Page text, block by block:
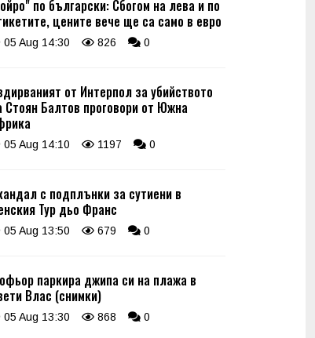
по български: Сбогом на лева и по
цените вече ще са само в евро
05 Aug 14:30 826 0
от Интерпол за убийството
Стоян Балтов проговори от Южна
05 Aug 14:10 1197 0
с подплънки за сутиени в
Тур дьо Франс
05 Aug 13:50 679 0
паркира джипа си на плажа в
Влас (снимки)
05 Aug 13:30 868 0